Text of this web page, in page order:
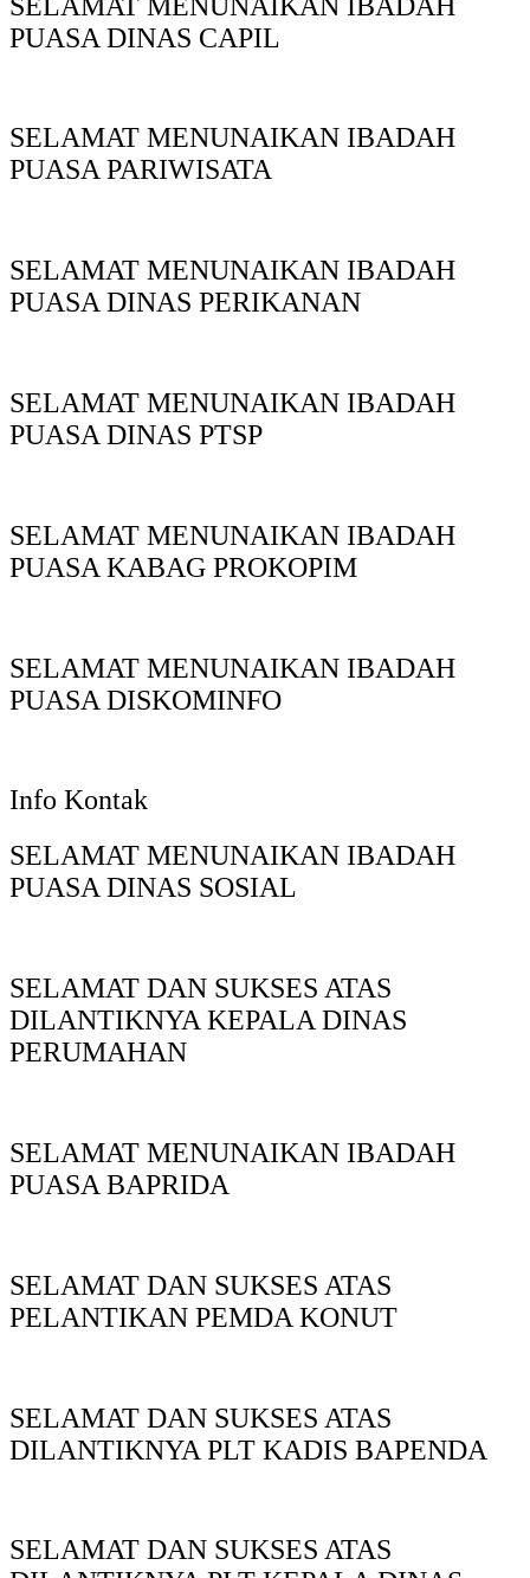
PUASA DINAS CAPIL
SELAMAT MENUNAIKAN IBADAH
PUASA PARIWISATA
SELAMAT MENUNAIKAN IBADAH
PUASA DINAS PERIKANAN
SELAMAT MENUNAIKAN IBADAH
PUASA DINAS PTSP
SELAMAT MENUNAIKAN IBADAH
PUASA KABAG PROKOPIM
SELAMAT MENUNAIKAN IBADAH
PUASA DISKOMINFO
Info Kontak
SELAMAT MENUNAIKAN IBADAH
PUASA DINAS SOSIAL
SELAMAT DAN SUKSES ATAS
DILANTIKNYA KEPALA DINAS
PERUMAHAN
SELAMAT MENUNAIKAN IBADAH
PUASA BAPRIDA
SELAMAT DAN SUKSES ATAS
PELANTIKAN PEMDA KONUT
SELAMAT DAN SUKSES ATAS
DILANTIKNYA PLT KADIS BAPENDA
SELAMAT DAN SUKSES ATAS